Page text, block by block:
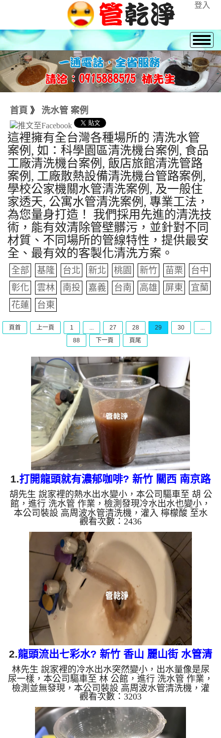
登入
首頁 》 洗水管 案例
這裡擁有全台灣各種場所的 清洗水管
案例, 如：科學園區清洗機台案例, 食品
工廠清洗機台案例, 飯店旅館清洗管路
案例, 工廠散熱設備清洗機台管路案例,
學校公家機關水管清洗案例, 及一般住
家透天, 公寓水管清洗案例, 專業工法，
為您量身打造！ 我們採用先進的清洗技
術，能有效清除管壁髒污，並針對不同
材質、不同場所的管線特性，提供最安
全、最有效的客製化清洗方案。
全部 基隆 台北 新北 桃園 新竹 苗栗
台中
彰化
雲林 南投 嘉義 台南 高雄 屏東
宜蘭
花蓮
台東
頁首 上一頁 1 ... 27 28 29 30
...
88
下一頁 頁尾
1.打開龍頭就有濃郁咖啡? 新竹 關西 南京路
清洗水管
胡先生 說家裡的熱水出水變小，本公司驅車至 胡 公
館，進行 洗水管 作業，檢測發現冷水出水也變小，
本公司裝設 高周波水管清洗機，灌入 檸檬酸 至水
管，等了約15分，開啟 水管清洗機 ，啟動 脈衝波 模
式，一洗水管就流出咖啡色髒水，看起來就像是濃郁
咖啡，兩個多小時後，冷熱出水都恢復正常了。 如
是自來水，如水管老化，會產生鐵鏽跟泥沙堆積，洗
出來的水就會是咖啡色，地下水含有氧化錳，管壁上
會結成黑色管垢，洗出來的水會跟石油一樣黑，有些
洗出綠色的水，是因為裡面有銅的物質，生鏽產生銅
綠，如是藍色的水，...
觀看次數：2436
2.龍頭流出七彩水? 新竹 香山 麗山街 水管清
洗
林先生 說家裡的冷水出水突然變小，出水量像是尿
尿一樣，本公司驅車至 林 公館，進行 洗水管 作業，
檢測並無發現，本公司裝設 高周波水管清洗機，灌
入 檸檬酸 至水管，等了約15分，開啟 水管清洗機 ，
啟動 脈衝波 模式，一洗水管就流出髒水，越洗顏色
就越多種，過程中多次堵塞，還不時掉出異物碎片，
改用特殊工法，四個多小時後，出水量恢復正常了。
如是自來水，如水管老化，會產生鐵鏽跟泥沙堆積，
觀看次數：3203